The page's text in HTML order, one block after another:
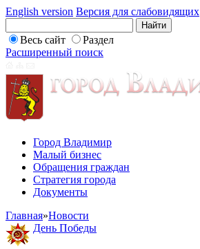
English version Версия для слабовидящих
Весь сайт
Раздел
Расширенный поиск
Город Владимир
Малый бизнес
Обращения граждан
Стратегия города
Документы
Главная»Новости
День Победы